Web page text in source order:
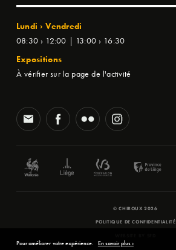
Lundi › Vendredi
08:30 › 12:00 | 13:00 › 16:30
Expositions
À vérifier sur la page de l'activité
© CHIROUX 2026
POLITIQUE DE CONFIDENTIALITÉ
Pour améliorer votre expérience. En savoir plus ›